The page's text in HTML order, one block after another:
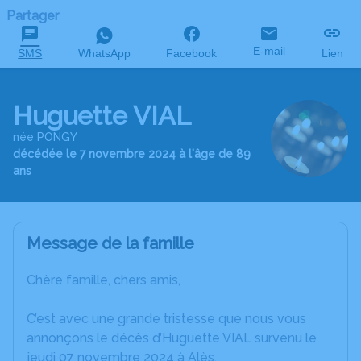
Partager
SMS WhatsApp Facebook E-mail Lien
Huguette VIAL
née PONGY
décédée le 7 novembre 2024 à l'âge de 89
ans
Message de la famille
Chère famille, chers amis,
C’est avec une grande tristesse que nous vous
annonçons le décès d’Huguette VIAL survenu le
jeudi 07 novembre 2024 à Alès.